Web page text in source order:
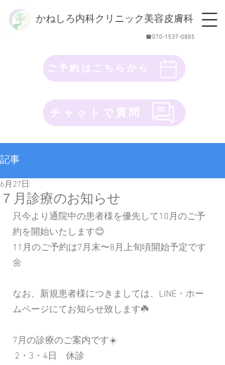
かねしろ内科クリニック美容皮膚科
​☎︎070-1537-0885
ご予約はこちらから
チャットで質問
記事
７月診療のお知らせ
6月27日
只今より通院中の患者様を優先して10月のご予
約を開始いたします😊
11月のご予約は7月末〜8月上旬頃開始予定です
🌼
なお、新規患者様につきましては、LINE・ホー
ムページにてお知らせ致します☘️
7月の診療のご案内です☀️
2・3・4日　休診